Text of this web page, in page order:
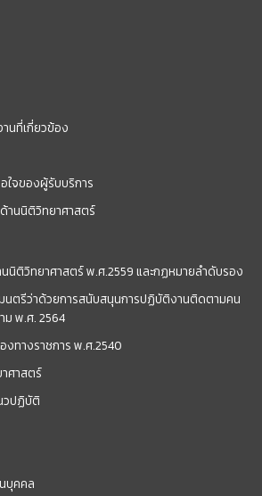
นที่เกี่ยวข้อง
ใจของผู้รับบริการ
านนิติวิทยาศาสตร์
นิติวิทยาศาสตร์ พ.ศ.2559 และกฏหมายลำดับรอง
นตรีว่าด้วยการสนับสนุนการปฏิบัติงานติดตามคน
ม พ.ศ. 2564
งทางราชการ พ.ศ.2540
ศาสตร์
วปฏิบัติ
บุคคล